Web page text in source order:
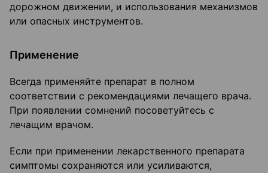
дорожном движении, и использования механизмов
или опасных инструментов.
Применение
Всегда применяйте препарат в полном
соответствии с рекомендациями лечащего врача.
При появлении сомнений посоветуйтесь с
лечащим врачом.
Если при применении лекарственного препарата
симптомы сохраняются или усиливаются,